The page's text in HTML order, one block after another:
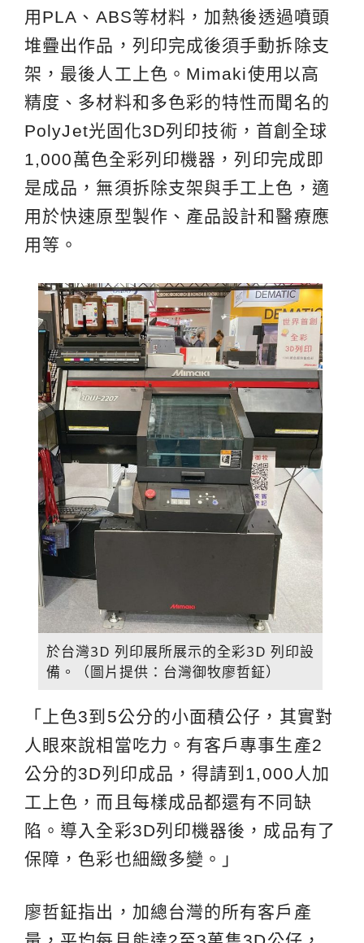
用PLA、ABS等材料，加熱後透過噴頭
堆疊出作品，列印完成後須手動拆除支
架，最後人工上色。Mimaki使用以高
精度、多材料和多色彩的特性而聞名的
PolyJet光固化3D列印技術，首創全球
1,000萬色全彩列印機器，列印完成即
是成品，無須拆除支架與手工上色，適
用於快速原型製作、產品設計和醫療應
用等。
於台灣3D 列印展所展示的全彩3D 列印設
備。（圖片提供：台灣御牧廖哲鉦）
「上色3到5公分的小面積公仔，其實對
人眼來說相當吃力。有客戶專事生產2
公分的3D列印成品，得請到1,000人加
工上色，而且每樣成品都還有不同缺
陷。導入全彩3D列印機器後，成品有了
保障，色彩也細緻多變。」
廖哲鉦指出，加總台灣的所有客戶產